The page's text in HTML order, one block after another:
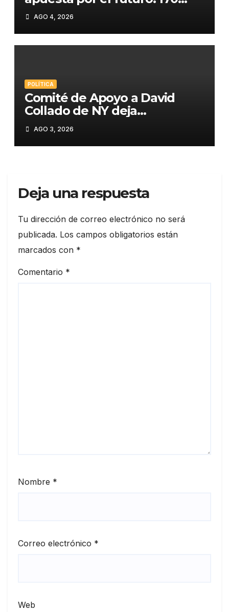
estudiantes premiados en
STEM»
AGO 4, 2026
POLÍTICA
Comité de Apoyo a David
Collado de NY deja
constituida su estructura en
la Región del Bronx
AGO 3, 2026
Deja una respuesta
Tu dirección de correo electrónico no será
publicada. Los campos obligatorios están
marcados con *
Comentario *
Nombre *
Correo electrónico *
Web